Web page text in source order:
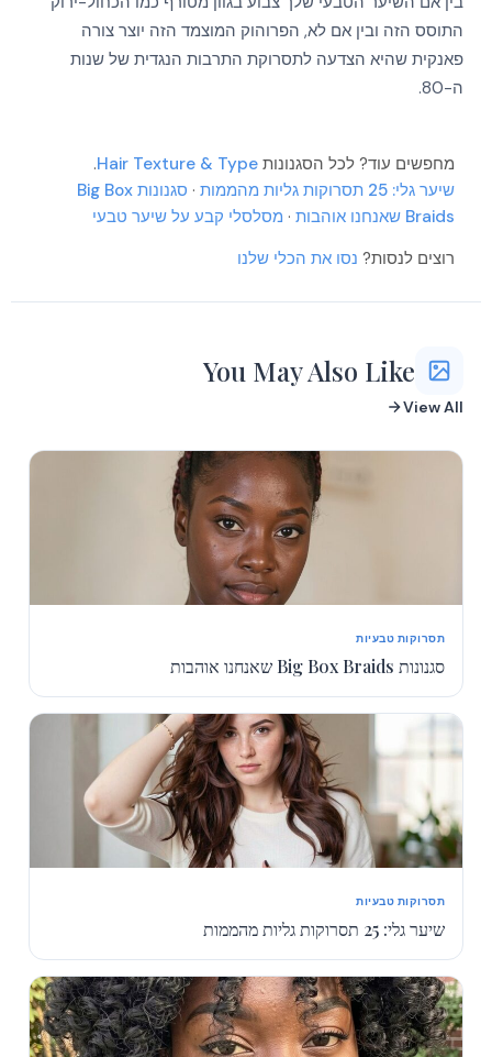
More
More
More
More
More
More
More
More
More
More
התוסס הזה ובין אם לא, הפרוהוק המוצמד הזה יוצר צורה
פאנקית שהיא הצדעה לתסרוקת התרבות הנגדית של שנות
ה-80.
מחפשים עוד? לכל הסגנונות Hair Texture & Type
.
שיער גלי: 25 תסרוקות גליות מהממות
·
סגנונות Big Box
Braids שאנחנו אוהבות
· מסלסלי קבע על שיער טבעי
רוצים לנסות? נסו את הכלי שלנו
You May Also Like
View All
תסרוקות טבעיות
סגנונות Big Box Braids שאנחנו אוהבות
תסרוקות טבעיות
שיער גלי: 25 תסרוקות גליות מהממות